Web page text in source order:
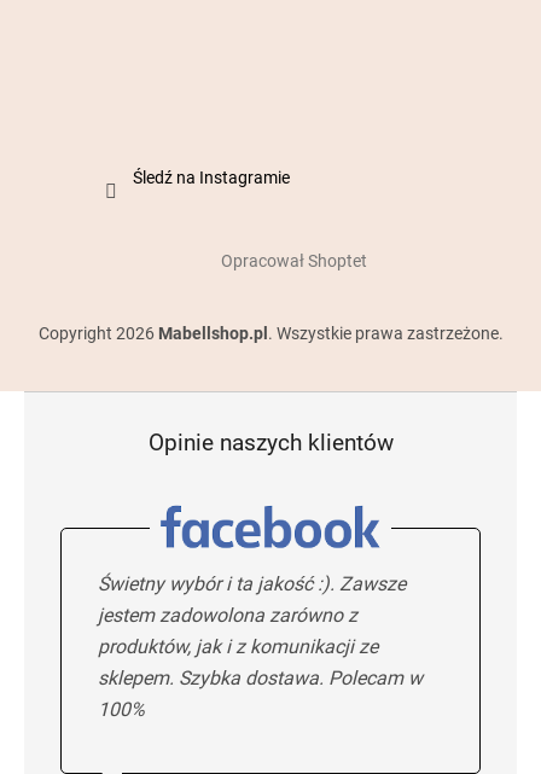
Śledź na Instagramie
Opracował Shoptet
Copyright 2026 Mabellshop.pl . Wszystkie prawa zastrzeżone.
Opinie naszych klientów
Świetny wybór i ta jakość :). Zawsze
jestem zadowolona zarówno z
produktów, jak i z komunikacji ze
sklepem. Szybka dostawa. Polecam w
100%